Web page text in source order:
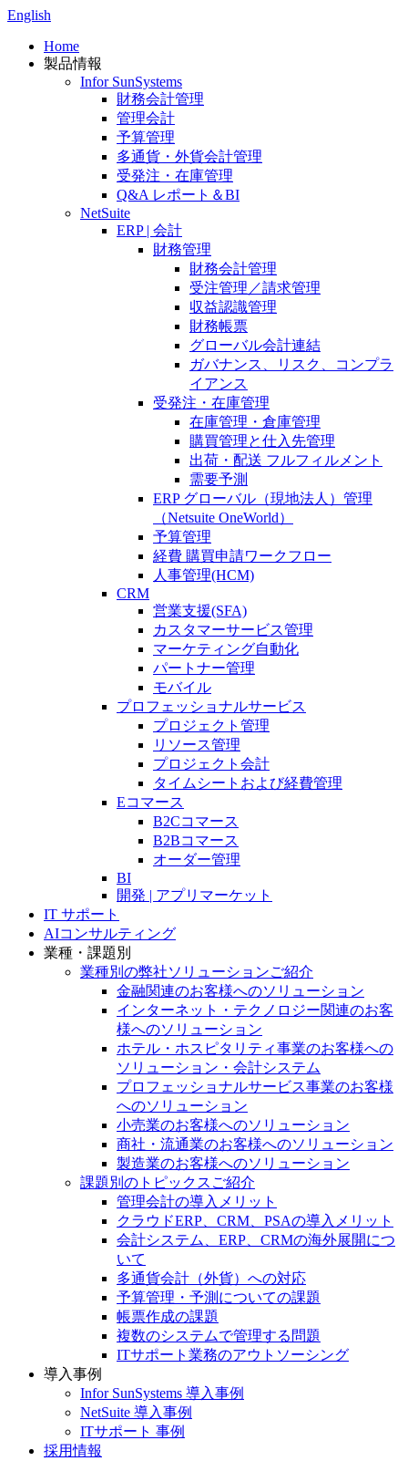
English
Home
製品情報
Infor SunSystems
財務会計管理
管理会計
予算管理
多通貨・外貨会計管理
受発注・在庫管理
Q&A レポート＆BI
NetSuite
ERP | 会計
財務管理
財務会計管理
受注管理／請求管理
収益認識管理
財務帳票
グローバル会計連結
ガバナンス、リスク、コンプラ
イアンス
受発注・在庫管理
在庫管理・倉庫管理
購買管理と仕入先管理
出荷・配送 フルフィルメント
需要予測
ERP グローバル（現地法人）管理
（Netsuite OneWorld）
予算管理
経費 購買申請ワークフロー
人事管理(HCM)
CRM
営業支援(SFA)
カスタマーサービス管理
マーケティング自動化
パートナー管理
モバイル
プロフェッショナルサービス
プロジェクト管理
リソース管理
プロジェクト会計
タイムシートおよび経費管理
Eコマース
B2Cコマース
B2Bコマース
オーダー管理
BI
開発 | アプリマーケット
IT サポート
AIコンサルティング
業種・課題別
業種別の弊社ソリューションご紹介
金融関連のお客様へのソリューション
インターネット・テクノロジー関連のお客
様へのソリューション
ホテル・ホスピタリティ事業のお客様への
ソリューション・会計システム
プロフェッショナルサービス事業のお客様
へのソリューション
小売業のお客様へのソリューション
商社・流通業のお客様へのソリューション
製造業のお客様へのソリューション
課題別のトピックスご紹介
管理会計の導入メリット
クラウドERP、CRM、PSAの導入メリット
会計システム、ERP、CRMの海外展開につ
いて
多通貨会計（外貨）への対応
予算管理・予測についての課題
帳票作成の課題
複数のシステムで管理する問題
ITサポート業務のアウトソーシング
導入事例
Infor SunSystems 導入事例
NetSuite 導入事例
ITサポート 事例
採用情報